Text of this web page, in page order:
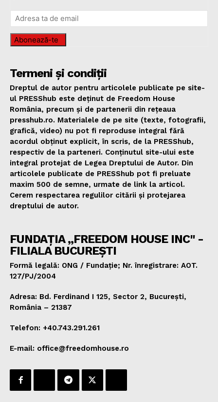
Abonează-te
Termeni și condiții
Dreptul de autor pentru articolele publicate pe site-
ul PRESShub este deținut de Freedom House
România, precum și de partenerii din rețeaua
presshub.ro. Materialele de pe site (texte, fotografii,
grafică, video) nu pot fi reproduse integral fără
acordul obținut explicit, în scris, de la PRESShub,
respectiv de la parteneri. Conținutul site-ului este
integral protejat de Legea Dreptului de Autor. Din
articolele publicate de PRESShub pot fi preluate
maxim 500 de semne, urmate de link la articol.
Cerem respectarea regulilor citării și protejarea
dreptului de autor.
FUNDAȚIA „FREEDOM HOUSE INC" -
FILIALA BUCUREȘTI
Formă legală: ONG / Fundație; Nr. înregistrare: AOT.
127/PJ/2004
Adresa: Bd. Ferdinand I 125, Sector 2, București,
România – 21387
Telefon: +40.743.291.261
E-mail: office@freedomhouse.ro